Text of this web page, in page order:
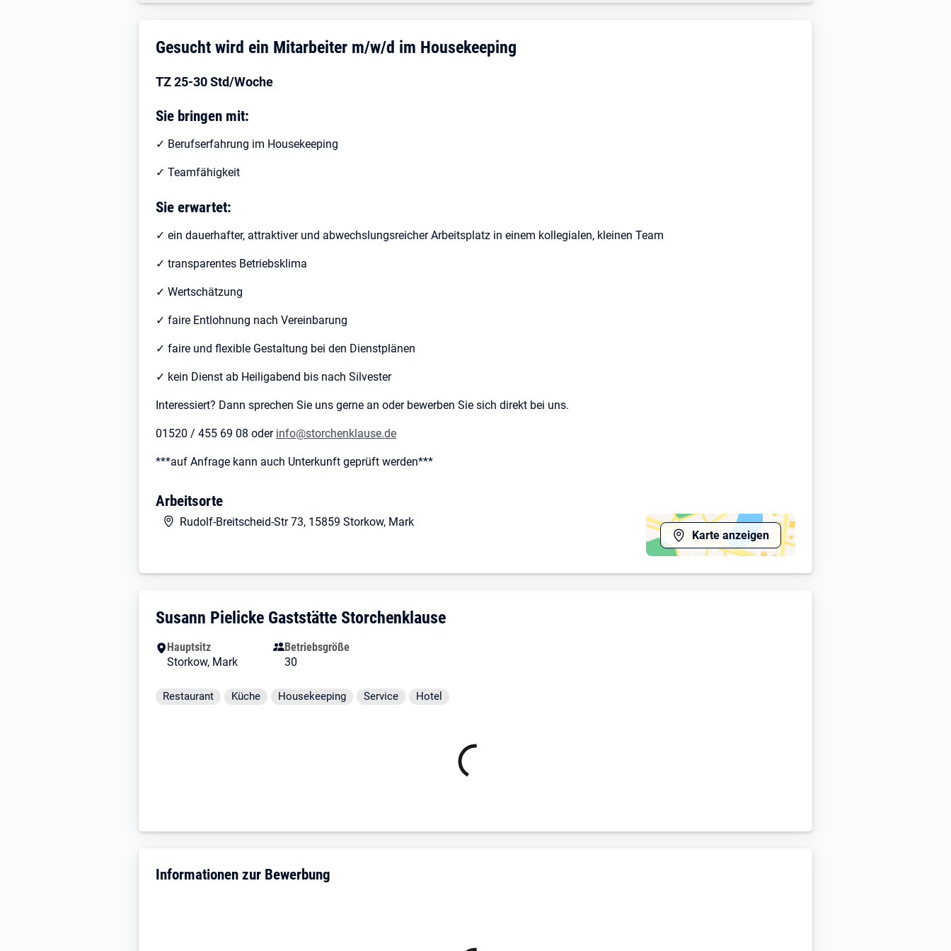
Stellenbeschreibung
Gesucht wird ein Mitarbeiter m/w/d im Housekeeping
TZ 25-30 Std/Woche
Sie bringen mit:
✓ Berufserfahrung im Housekeeping
✓ Teamfähigkeit
Sie erwartet:
✓ ein dauerhafter, attraktiver und abwechslungsreicher Arbeitsplatz in einem kollegialen, kleinen Team
✓ transparentes Betriebsklima
✓ Wertschätzung
✓ faire Entlohnung nach Vereinbarung
✓ faire und flexible Gestaltung bei den Dienstplänen
✓ kein Dienst ab Heiligabend bis nach Silvester
Interessiert? Dann sprechen Sie uns gerne an oder bewerben Sie sich direkt bei uns.
01520 / 455 69 08 oder info@storchenklause.de
***auf Anfrage kann auch Unterkunft geprüft werden***
Arbeitsorte
Karte anzeigen
Rudolf-Breitscheid-Str 73, 15859 Storkow, Mark
Unternehmensdarstellung: Susann Pielicke Gaststätte Storchenklause
Susann Pielicke Gaststätte Storchenklause
Hauptsitz
Storkow, Mark
Betriebsgröße
30
Tätigkeitsfelder und Schlagworte
Restaurant Küche Housekeeping Service Hotel
Informationen zur Bewerbung